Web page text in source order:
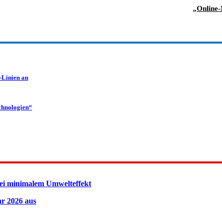
Linien an
minimalem Umwelteffekt
2026 aus